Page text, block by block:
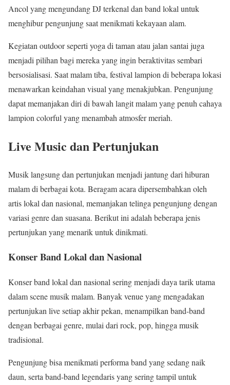
Ancol yang mengundang DJ terkenal dan band lokal untuk
menghibur pengunjung saat menikmati kekayaan alam.
Kegiatan outdoor seperti yoga di taman atau jalan santai juga
menjadi pilihan bagi mereka yang ingin beraktivitas sembari
bersosialisasi. Saat malam tiba, festival lampion di beberapa lokasi
menawarkan keindahan visual yang menakjubkan. Pengunjung
dapat memanjakan diri di bawah langit malam yang penuh cahaya
lampion colorful yang menambah atmosfer meriah.
Live Music dan Pertunjukan
Musik langsung dan pertunjukan menjadi jantung dari hiburan
malam di berbagai kota. Beragam acara dipersembahkan oleh
artis lokal dan nasional, memanjakan telinga pengunjung dengan
variasi genre dan suasana. Berikut ini adalah beberapa jenis
pertunjukan yang menarik untuk dinikmati.
Konser Band Lokal dan Nasional
Konser band lokal dan nasional sering menjadi daya tarik utama
dalam scene musik malam. Banyak venue yang mengadakan
pertunjukan live setiap akhir pekan, menampilkan band-band
dengan berbagai genre, mulai dari rock, pop, hingga musik
tradisional.
Pengunjung bisa menikmati performa band yang sedang naik
daun, serta band-band legendaris yang sering tampil untuk